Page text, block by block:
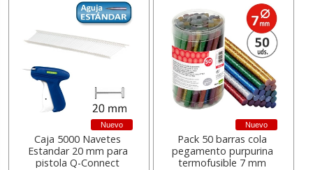
Nuevo
Caja 5000 Navetes
Estandar 20 mm para
pistola Q-Connect
Nuevo
Pack 50 barras cola
pegamento purpurina
termofusible 7 mm